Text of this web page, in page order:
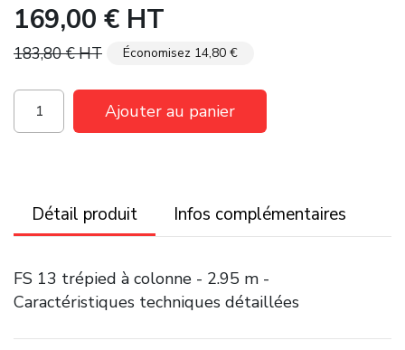
169,00 € HT
183,80 €HT Économisez 14,80 €
Ajouter au panier
Détail produit Infos complémentaires
FS 13 trépied à colonne - 2.95 m -
Caractéristiques techniques détaillées